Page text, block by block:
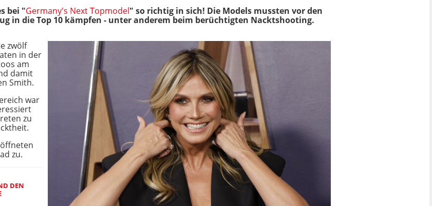
bei "Germany's Next Topmodel" so richtig in sich! Die Models mussten vor den
in die Top 10 kämpfen - unter anderem beim berüchtigten Nacktshooting.
zwölf
in der
am
damit
Smith.
war
zu
zu.
DEN